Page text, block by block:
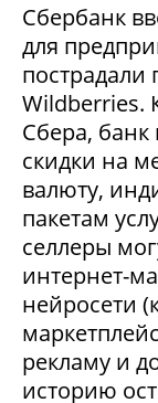
Сбербанк
для
пострадали
Wildberries.
Сбера, банк
скидки на
валюту,
пакетам
селлеры
интернет-
нейросети
рекламу и
историю